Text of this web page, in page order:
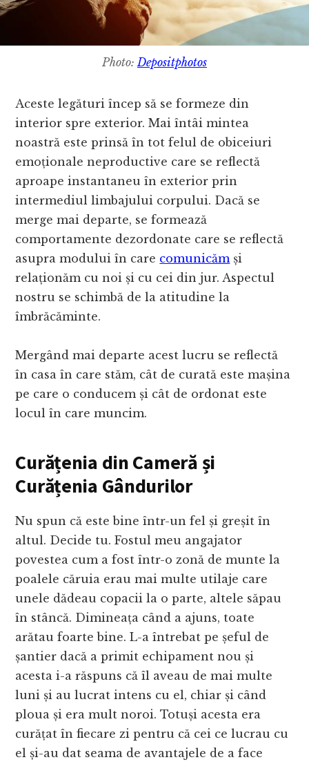
Photo:Depositphotos
Aceste legături încep să se formeze din
interior spre exterior. Mai întâi mintea
noastră este prinsă în tot felul de obiceiuri
emoționale neproductive care se reflectă
aproape instantaneu în exterior prin
intermediul limbajului corpului. Dacă se
merge mai departe, se formează
comportamente dezordonate care se reflectă
asupra modului în care comunicămși
relaționăm cu noi și cu cei din jur. Aspectul
nostru se schimbă de la atitudine la
îmbrăcăminte.
Mergând mai departe acest lucru se reflectă
în casa în care stăm, cât de curată este mașina
pe care o conducem și cât de ordonat este
locul în care muncim.
Curățenia din Cameră și
Curățenia Gândurilor
Nu spun că este bine într-un fel și greșit în
altul. Decide tu. Fostul meu angajator
povestea cum a fost într-o zonă de munte la
poalele căruia erau mai multe utilaje care
unele dădeau copacii la o parte, altele săpau
în stâncă. Dimineața când a ajuns, toate
arătau foarte bine. L-a întrebat pe șeful de
șantier dacă a primit echipament nou și
acesta i-a răspuns că îl aveau de mai multe
luni și au lucrat intens cu el, chiar și când
ploua și era mult noroi. Totuși acesta era
curățat în fiecare zi pentru că cei ce lucrau cu
el și-au dat seama de avantajele de a face